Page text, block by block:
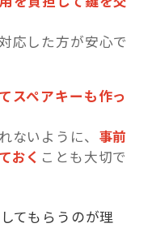
応した方が安心で
スペアキーも作っ
ないように、 事前
おく ことも大切で
てもらうのが理